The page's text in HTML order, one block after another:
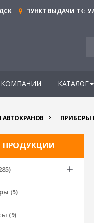
ПУНКТ ВЫДАЧИ ТК:
КАТАЛОГ
АВТОКРАНОВ ПРИБОРЫ
ПРОДУКЦИИ
(5)
(9)